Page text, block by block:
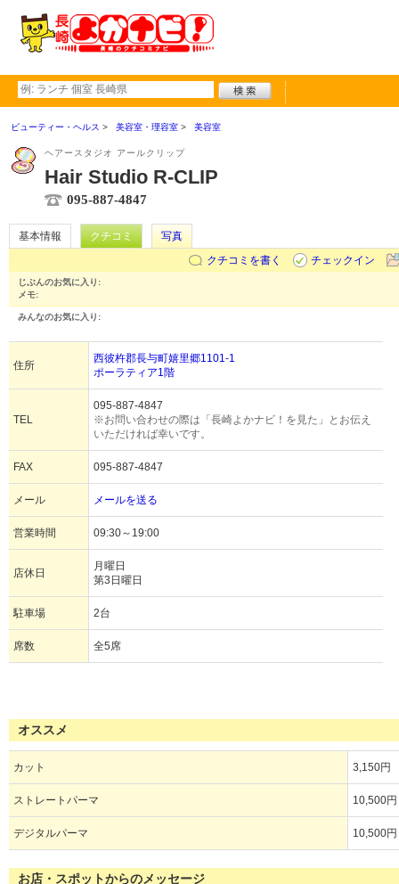
ビューティー・ヘルス 美容室・理容室 美容室
ヘアースタジオ アールクリップ
Hair Studio R-CLIP
095-887-4847
基本情報 クチコミ
写真
クチコミを書く
チェックイン
じぶんのお気に入り:
メモ:
みんなのお気に入り:
住所
西彼杵郡長与町嬉里郷1101-1
ポーラティア1階
TEL
095-887-4847
※お問い合わせの際は「長崎よかナビ！を見た」とお伝え
いただければ幸いです。
FAX 095-887-4847
メール メールを送る
営業時間 09:30～19:00
店休日
月曜日
第3日曜日
駐車場 2台
席数 全5席
オススメ
カット 3,150円
ストレートパーマ 10,500円
デジタルパーマ 10,500円
お店・スポットからのメッセージ